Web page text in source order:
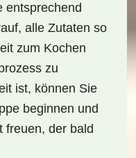
entsprechend
alle Zutaten so
zum Kochen
zu
ist, können Sie
beginnen und
freuen, der bald